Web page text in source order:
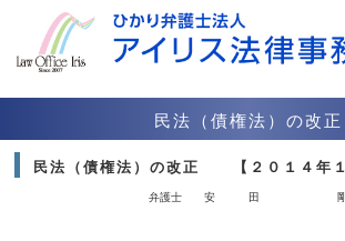
民法（債権法）の改正
民法（債権法）の改正 【２０１４年１
弁護士 安 田 剛